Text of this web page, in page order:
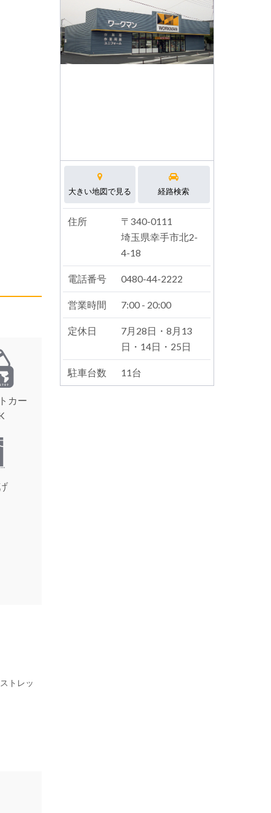
カー
トレッ
大きい地図で見る 経路検索
住所
〒340-0111
埼玉県幸手市北2-
4-18
電話番号 0480-44-2222
営業時間 7:00 - 20:00
定休日
7月28日・8月13
日・14日・25日
駐車台数 11台